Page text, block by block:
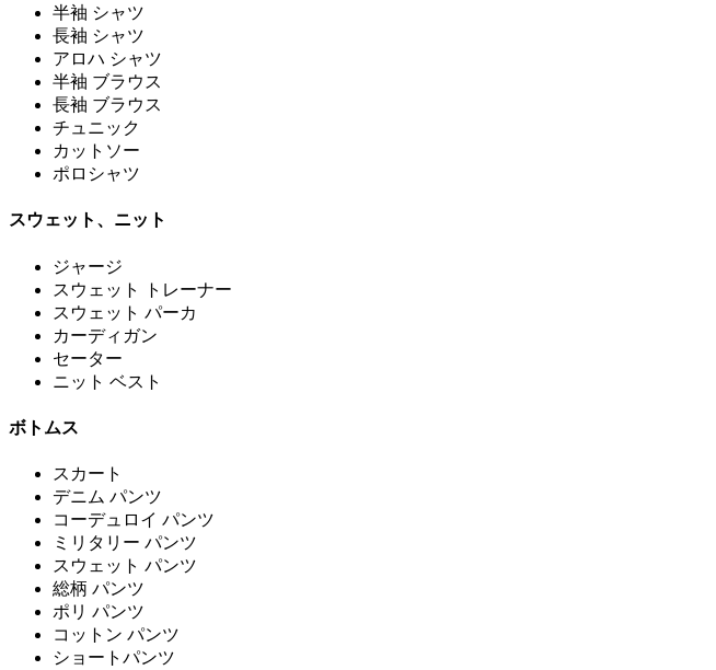
半袖 シャツ
長袖 シャツ
アロハ シャツ
半袖 ブラウス
長袖 ブラウス
チュニック
カットソー
ポロシャツ
スウェット、ニット
ジャージ
スウェット トレーナー
スウェット パーカ
カーディガン
セーター
ニット ベスト
ボトムス
スカート
デニム パンツ
コーデュロイ パンツ
ミリタリー パンツ
スウェット パンツ
総柄 パンツ
ポリ パンツ
コットン パンツ
ショートパンツ